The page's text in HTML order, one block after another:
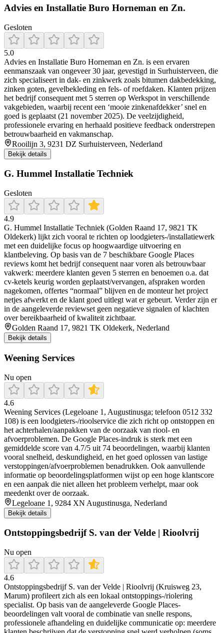
Advies en Installatie Buro Horneman en Zn.
Gesloten
5.0
Advies en Installatie Buro Horneman en Zn. is een ervaren
eenmanszaak van ongeveer 30 jaar, gevestigd in Surhuisterveen, die
zich specialiseert in dak‑ en zinkwerk zoals bitumen dakbedekking,
zinken goten, gevelbekleding en fels‑ of roefdaken. Klanten prijzen
het bedrijf consequent met 5 sterren op Werkspot in verschillende
vakgebieden, waarbij recent een ‘mooie zinkenafdekker’ snel en
goed is geplaatst (21 november 2025). De veelzijdigheid,
professionele ervaring en herhaald positieve feedback onderstrepen
betrouwbaarheid en vakmanschap.
Rooilijn 3, 9231 DZ Surhuisterveen, Nederland
Bekijk details
G. Hummel Installatie Techniek
Gesloten
4.9
G. Hummel Installatie Techniek (Golden Raand 17, 9821 TK
Oldekerk) lijkt zich vooral te richten op loodgieters-/installatiewerk
met een duidelijke focus op hoogwaardige uitvoering en
klantbeleving. Op basis van de 7 beschikbare Google Places
reviews komt het bedrijf consequent naar voren als betrouwbaar
vakwerk: meerdere klanten geven 5 sterren en benoemen o.a. dat
cv-ketels keurig worden geplaatst/vervangen, afspraken worden
nagekomen, offertes “normaal” blijven en de monteur het project
netjes afwerkt en de klant goed uitlegt wat er gebeurt. Verder zijn er
in de aangeleverde reviewset geen negatieve signalen of klachten
over bereikbaarheid of kwaliteit zichtbaar.
Golden Raand 17, 9821 TK Oldekerk, Nederland
Bekijk details
Weening Services
Nu open
4.6
Weening Services (Legeloane 1, Augustinusga; telefoon 0512 332
108) is een loodgieters-/rioolservice die zich richt op ontstoppen en
het achterhalen/aanpakken van de oorzaak van riool- en
afvoerproblemen. De Google Places-indruk is sterk met een
gemiddelde score van 4.7/5 uit 74 beoordelingen, waarbij klanten
vooral snelheid, deskundigheid, en het goed oplossen van lastige
verstoppingen/afvoerproblemen benadrukken. Ook aanvullende
informatie op beoordelingsplatformen wijst op een hoge klantscore
en een aanpak die niet alleen het probleem verhelpt, maar ook
meedenkt over de oorzaak.
Legeloane 1, 9284 XN Augustinusga, Nederland
Bekijk details
Ontstoppingsbedrijf S. van der Velde | Rioolvrij
Nu open
4.6
Ontstoppingsbedrijf S. van der Velde | Rioolvrij (Kruisweg 23,
Marum) profileert zich als een lokaal ontstoppings-/riolering
specialist. Op basis van de aangeleverde Google Places-
beoordelingen valt vooral de combinatie van snelle respons,
professionele afhandeling en duidelijke communicatie op: meerdere